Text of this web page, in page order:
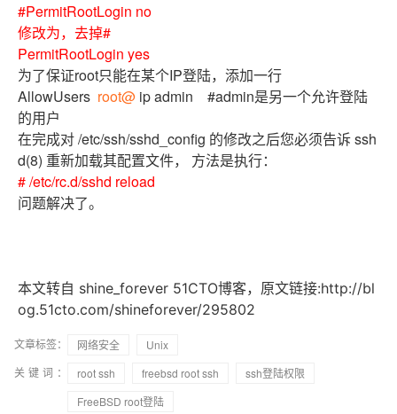
#PermitRootLogin no
修改为，去掉#
PermitRootLogin yes
为了保证root只能在某个IP登陆，添加一行
AllowUsers root@ ip admin #admin是另一个允许登陆
的用户
在完成对 /etc/ssh/sshd_config 的修改之后您必须告诉 ssh
d(8) 重新加载其配置文件， 方法是执行：
# /etc/rc.d/sshd reload
问题解决了。
本文转自 shine_forever 51CTO博客，原文链接:http://bl
og.51cto.com/shineforever/295802
文章标签： 网络安全
Unix
关键词：
root ssh freebsd root ssh
ssh登陆权限
FreeBSD root登陆